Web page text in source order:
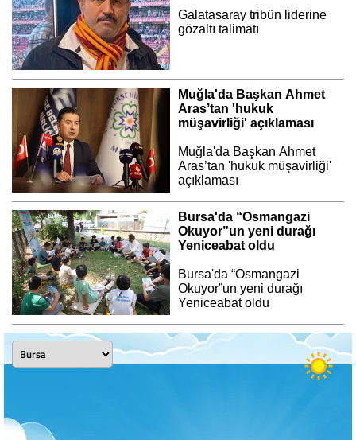
Galatasaray tribün liderine
gözaltı talimatı
Muğla'da Başkan Ahmet
Aras’tan 'hukuk
müşavirliği' açıklaması
Muğla'da Başkan Ahmet
Aras’tan 'hukuk müşavirliği'
açıklaması
Bursa'da “Osmangazi
Okuyor”un yeni durağı
Yeniceabat oldu
Bursa'da “Osmangazi
Okuyor”un yeni durağı
Yeniceabat oldu